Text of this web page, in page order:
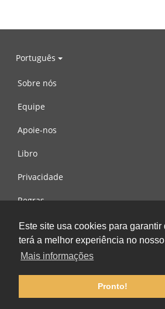
Este site usa cookies para garantir
terá a melhor experiência no
Mais informações
Pronto!
Português
Sobre nós
Equipe
Apoie-nos
Libro
Privacidade
Regras
Contacte-nos
© 2002-2026 lernu.net |